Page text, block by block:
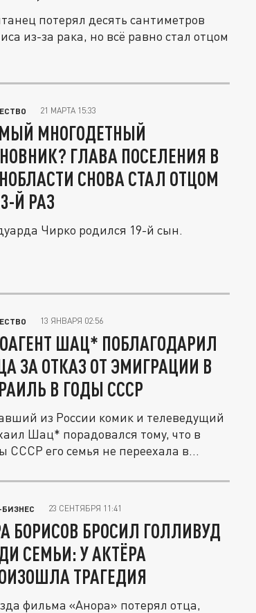
потерял десять сантиметров
из-за рака, но всё равно стал отцом
21 МАРТА 15:33
МНОГОДЕТНЫЙ
ГЛАВА ПОСЕЛЕНИЯ В
СНОВА СТАЛ ОТЦОМ
Й РАЗ
Чирко родился 19-й сын.
13 ЯНВАРЯ 02:56
ШАЦ* ПОБЛАГОДАРИЛ
ЗА ОТКАЗ ОТ ЭМИГРАЦИИ В
В ГОДЫ СССР
из России комик и телеведущий
Шац* порадовался тому, что в
СССР его семья не переехала в...
23 СЕНТЯБРЯ 11:41
БОРИСОВ БРОСИЛ ГОЛЛИВУД
СЕМЬИ: У АКТЁРА
ТРАГЕДИЯ
фильма «Анора» потерял отца,